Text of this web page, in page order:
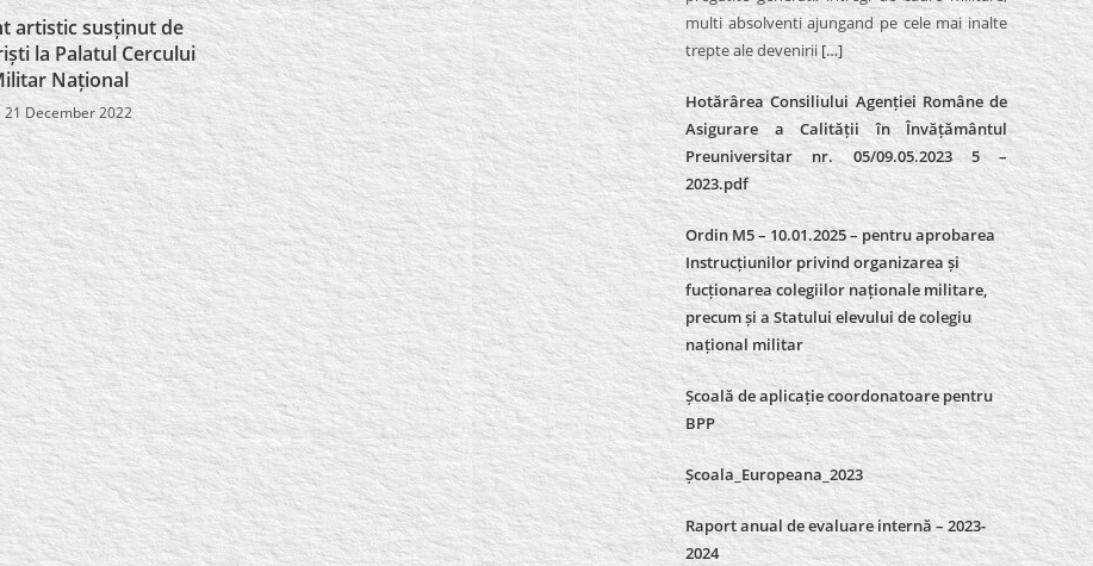
artistic susținut de
la Palatul Cercului
Național
21 December 2022
multi absolventi ajungand pe cele mai inalte
trepte ale devenirii […]
Hotărârea Consiliului Agenției Române de
Asigurare a Calității în Învățământul
Preuniversitar nr. 05/09.05.2023 5 –
2023.pdf
Ordin M5 – 10.01.2025 – pentru aprobarea
Instrucțiunilor privind organizarea și
fucționarea colegiilor naționale militare,
precum și a Statului elevului de colegiu
național militar
Școală de aplicație coordonatoare pentru
BPP
Școala_Europeana_2023
Raport anual de evaluare internă – 2023-
2024